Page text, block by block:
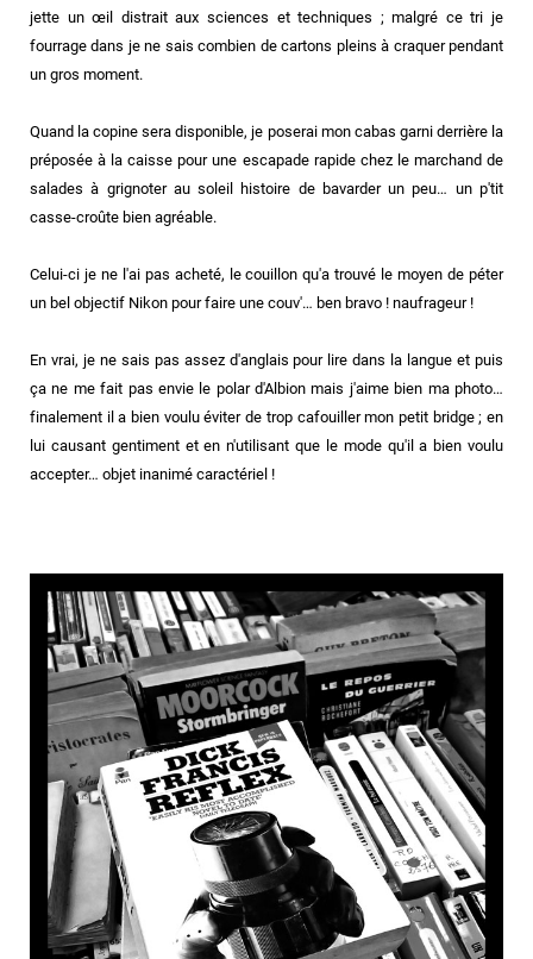
jette un œil distrait aux sciences et techniques ; malgré ce tri je
fourrage dans je ne sais combien de cartons pleins à craquer pendant
un gros moment.
Quand la copine sera disponible, je poserai mon cabas garni derrière la
préposée à la caisse pour une escapade rapide chez le marchand de
salades à grignoter au soleil histoire de bavarder un peu… un p'tit
casse-croûte bien agréable.
Celui-ci je ne l'ai pas acheté, le couillon qu'a trouvé le moyen de péter
un bel objectif Nikon pour faire une couv'… ben bravo ! naufrageur !
En vrai, je ne sais pas assez d'anglais pour lire dans la langue et puis
ça ne me fait pas envie le polar d'Albion mais j'aime bien ma photo…
finalement il a bien voulu éviter de trop cafouiller mon petit bridge ; en
lui causant gentiment et en n'utilisant que le mode qu'il a bien voulu
accepter… objet inanimé caractériel !